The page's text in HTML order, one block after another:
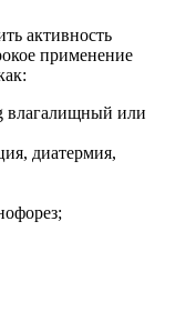
активность
применение
влагалищный или
диатермия,